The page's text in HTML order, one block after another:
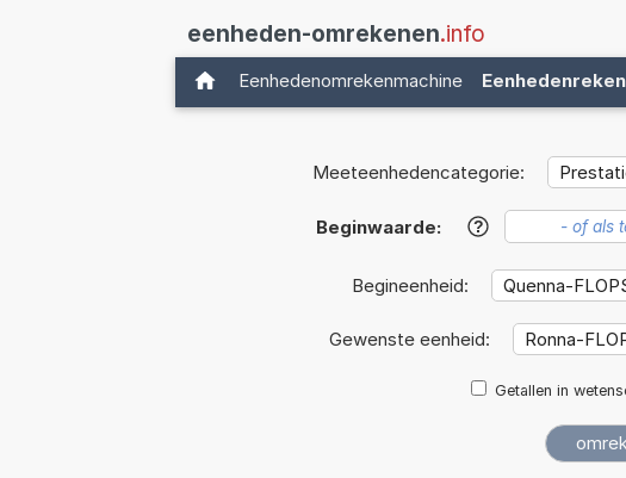
eenheden-omrekenen.info
Eenhedenomrekenmachine
Meeteenhedencategorie:
Beginwaarde: ?
Begineenheid:
Gewenste eenheid:
Getallen in